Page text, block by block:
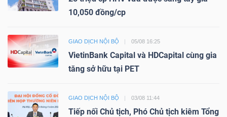
10,050 đồng/cp
GIAO DỊCH NỘI BỘ 05/08 16:25
VietinBank Capital và HDCapital cùng gia
tăng sở hữu tại PET
GIAO DỊCH NỘI BỘ 03/08 11:44
Tiếp nối Chủ tịch, Phó Chủ tịch kiêm Tổng